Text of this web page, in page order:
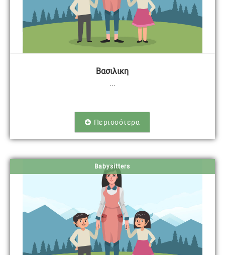
Βασιλικη
...
Περισσότερα
Babysitters